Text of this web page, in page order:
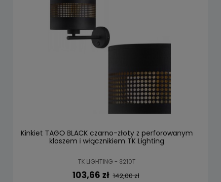
Kinkiet TAGO BLACK czarno-złoty z perforowanym
kloszem i włącznikiem TK Lighting
TK LIGHTING - 3210T
103,66 zł 142,00 zł